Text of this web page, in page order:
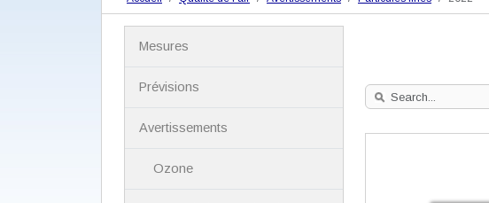
Search
Site
Mesures
Prévisions
Avertissements
Ozone